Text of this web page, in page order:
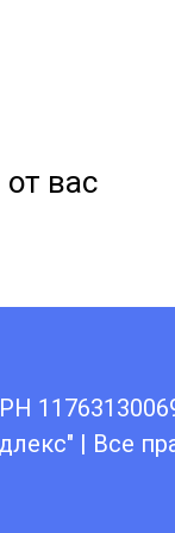
вас
| Все